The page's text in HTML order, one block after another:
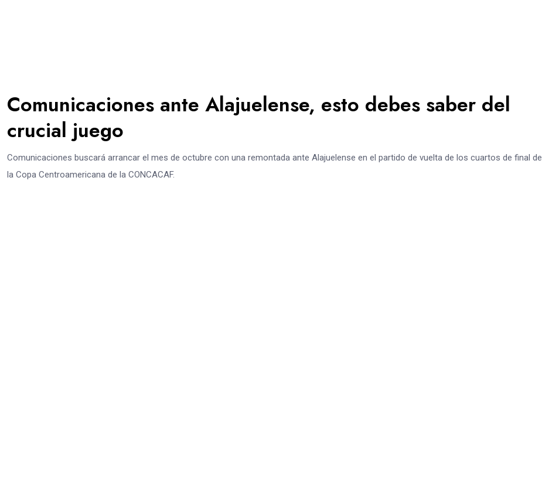
Comunicaciones ante Alajuelense, esto debes saber del
crucial juego
Comunicaciones buscará arrancar el mes de octubre con una remontada ante Alajuelense en el partido de vuelta de los cuartos de final de
la Copa Centroamericana de la CONCACAF.